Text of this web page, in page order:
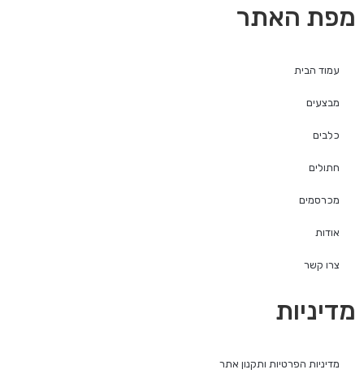
מפת האתר
עמוד הבית
מבצעים
כלבים
חתולים
מכרסמים
אודות
צרו קשר
מדיניות
מדיניות הפרטיות ותקנון אתר